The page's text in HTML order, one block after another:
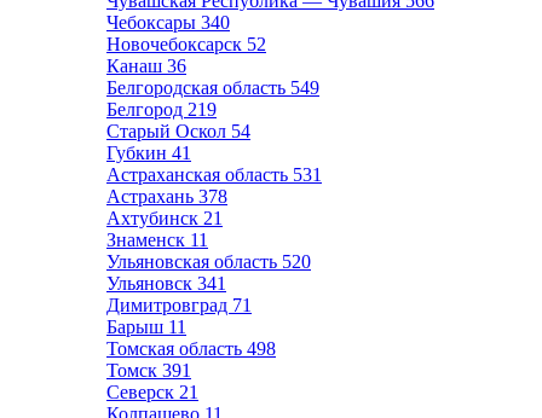
Чебоксары 340
Новочебоксарск 52
Канаш 36
Белгородская область 549
Белгород 219
Старый Оскол 54
Губкин 41
Астраханская область 531
Астрахань 378
Ахтубинск 21
Знаменск 11
Ульяновская область 520
Ульяновск 341
Димитровград 71
Барыш 11
Томская область 498
Томск 391
Северск 21
Колпашево 11